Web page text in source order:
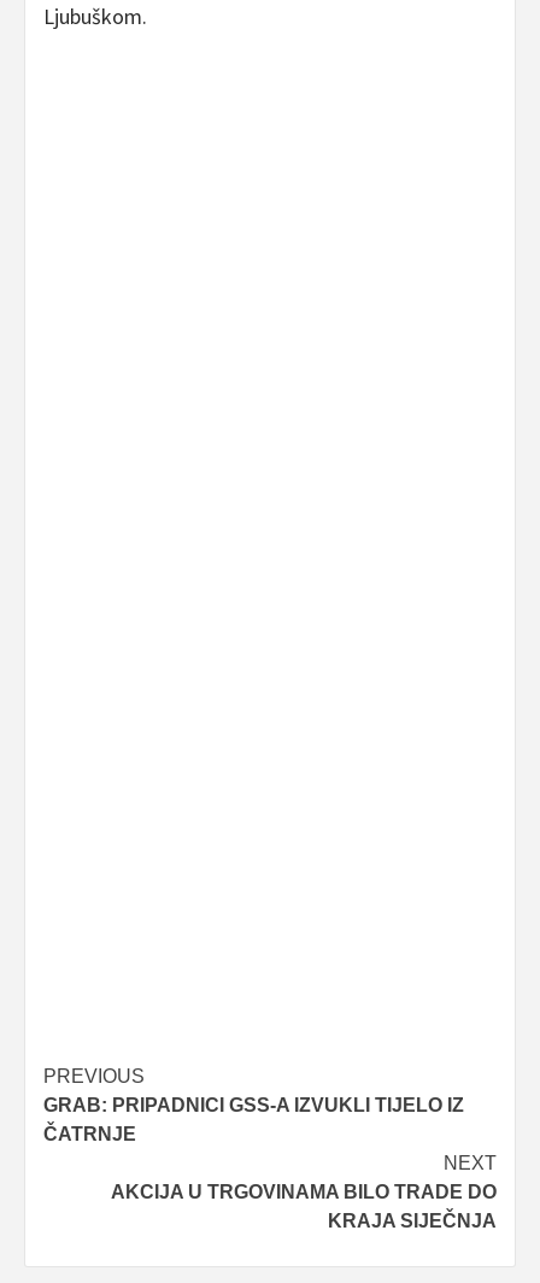
Ljubuškom.
Post
navigation
PREVIOUS
GRAB: PRIPADNICI GSS-A IZVUKLI TIJELO IZ
ČATRNJE
NEXT
AKCIJA U TRGOVINAMA BILO TRADE DO
KRAJA SIJEČNJA